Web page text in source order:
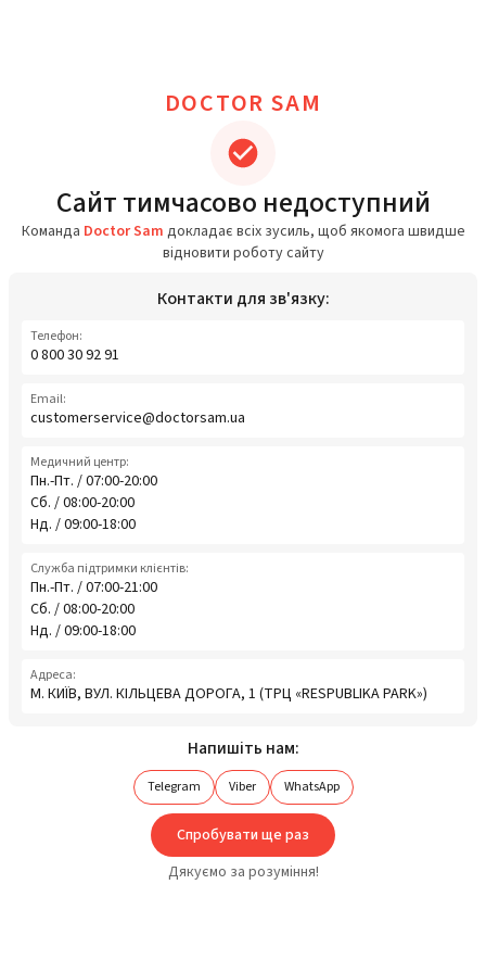
DOCTOR SAM
Сайт тимчасово недоступний
Команда Doctor Sam докладає всіх зусиль, щоб якомога швидше
відновити роботу сайту
Контакти для зв'язку:
Телефон:
0 800 30 92 91
Email:
customerservice@doctorsam.ua
Медичний центр:
Пн.-Пт. / 07:00-20:00
Сб. / 08:00-20:00
Нд. / 09:00-18:00
Служба підтримки клієнтів:
Пн.-Пт. / 07:00-21:00
Сб. / 08:00-20:00
Нд. / 09:00-18:00
Адреса:
М. КИЇВ, ВУЛ. КІЛЬЦЕВА ДОРОГА, 1 (ТРЦ «RESPUBLIKA PARK»)
Напишіть нам:
Telegram Viber WhatsApp
Спробувати ще раз
Дякуємо за розуміння!